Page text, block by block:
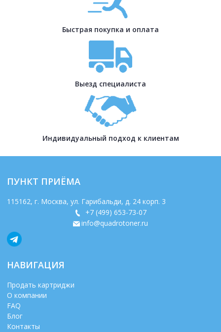
Быстрая покупка и оплата
Выезд специалиста
Индивидуальный подход к клиентам
ПУНКТ ПРИЁМА
115162, г. Москва, ул. Гарибальди, д. 24 корп. 3
+7 (499) 653-73-07
info@quadrotoner.ru
НАВИГАЦИЯ
Продать картриджи
О компании
FAQ
Блог
Контакты